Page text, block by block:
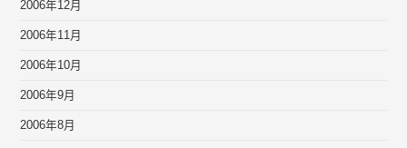
2006年12月
2006年11月
2006年10月
2006年9月
2006年8月